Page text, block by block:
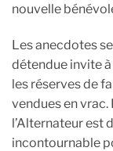
nouvelle
Les anecdotes
détendue invite
les réserves de
vendues en
l’Alternateur est
incontournable